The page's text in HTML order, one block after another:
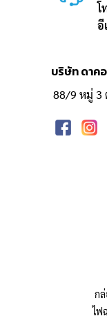
โ
อี
บริษัท ดาค
88/9 หมู่ 3
ก
ไฟ